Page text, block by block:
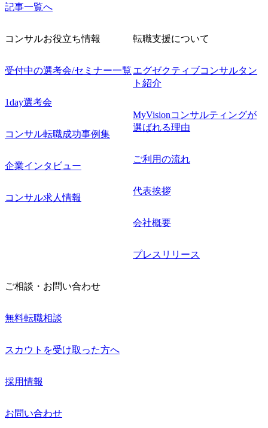
記事一覧へ
コンサルお役立ち情報
受付中の選考会/セミナー一覧
1day選考会
コンサル転職成功事例集
企業インタビュー
コンサル求人情報
転職支援について
エグゼクティブコンサルタン
ト紹介
MyVisionコンサルティングが
選ばれる理由
ご利用の流れ
代表挨拶
会社概要
プレスリリース
ご相談・お問い合わせ
無料転職相談
スカウトを受け取った方へ
採用情報
お問い合わせ